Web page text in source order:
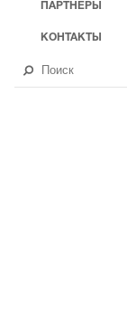
ПАРТНЕРЫ
КОНТАКТЫ